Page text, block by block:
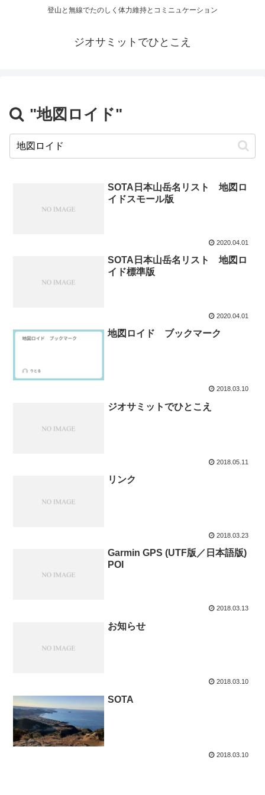
登山と無線でたのしく体力維持とコミニュケーション
ジオサミットでひとこえ
"地図ロイド"
SOTA日本山岳名リスト 地図ロ
イドスモール版
2020.04.01
SOTA日本山岳名リスト 地図ロ
イド標準版
2020.04.01
地図ロイド ブックマーク
2018.03.10
ジオサミットでひとこえ
2018.05.11
リンク
2018.03.23
Garmin GPS (UTF版／日本語版)
POI
2018.03.13
お知らせ
2018.03.10
SOTA
2018.03.10